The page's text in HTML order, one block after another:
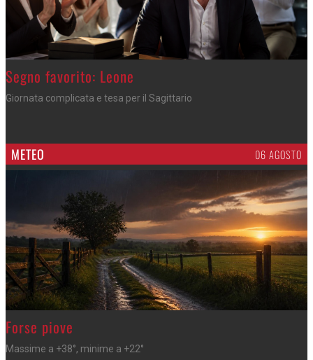
>
Segno favorito: Leone
Giornata complicata e tesa per il Sagittario
METEO 06 AGOSTO
>
Forse piove
Massime a +38°, minime a +22°